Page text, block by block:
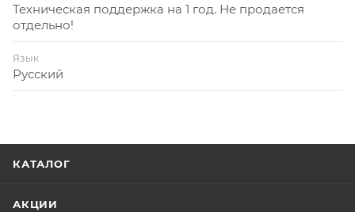
Техническая поддержка на 1 год. Не продается
отдельно!
Язык
Русский
КАТАЛОГ
АКЦИИ